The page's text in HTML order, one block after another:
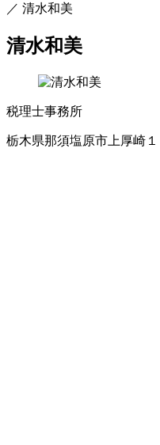
／ 清水和美
清水和美
税理士事務所
栃木県那須塩原市上厚崎１